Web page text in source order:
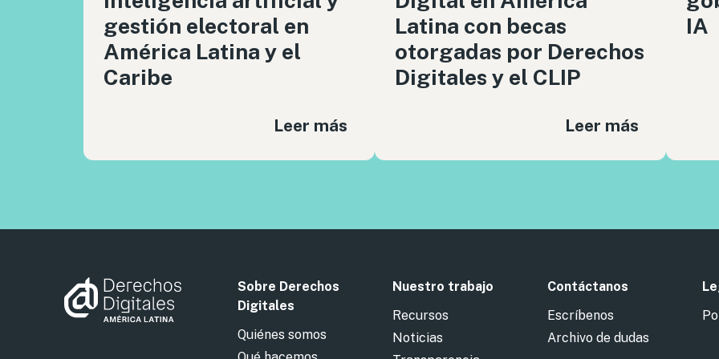
gestión electoral en
América Latina y el
Caribe
Leer más
Latina con becas
otorgadas por Derechos
Digitales y el CLIP
Leer más
IA
Sobre Derechos
Digitales
Quiénes somos
Nuestro trabajo
Recursos
Noticias
Contáctanos
Escríbenos
Archivo de dudas